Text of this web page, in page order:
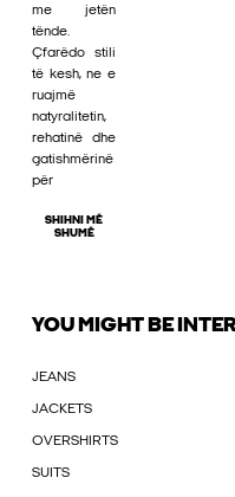
me jetën
tënde.
Çfarëdo stili
të kesh, ne e
ruajmë
natyralitetin,
rehatinë dhe
gatishmërinë
për
SHIHNI MË
SHUMË
YOU MIGHT BE
JEANS
JACKETS
OVERSHIRTS
SUITS